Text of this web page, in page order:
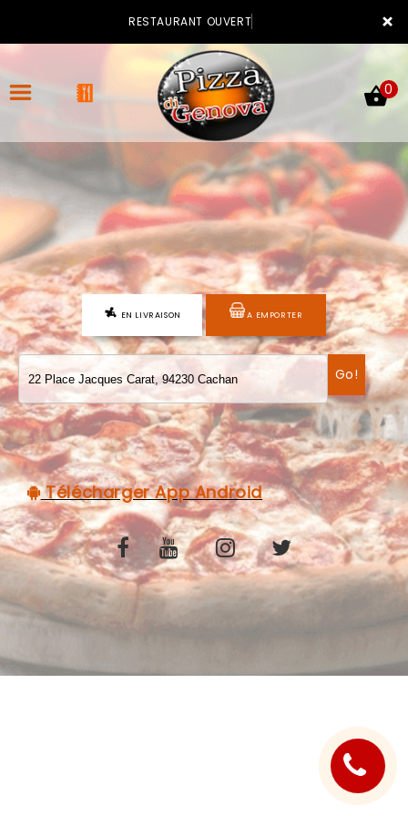
×
RESTAURANT OUVERT
ACCUEIL
LA CARTE
VOTRE COMPTE
NOTRE RESTAURANT
VOS AVIS
MENTIONS LÉGALES
C.G.V
0
EN LIVRAISON A EMPORTER
Go!
Télécharger App Android